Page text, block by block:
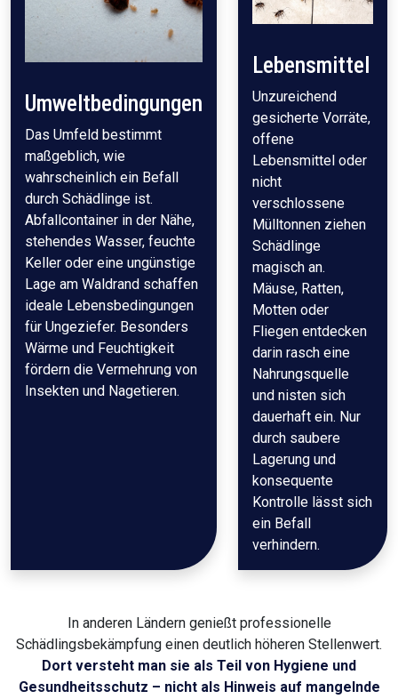
Umweltbedingungen
Das Umfeld bestimmt
maßgeblich, wie
wahrscheinlich ein Befall
durch Schädlinge ist.
Abfallcontainer in der Nähe,
stehendes Wasser, feuchte
Keller oder eine ungünstige
Lage am Waldrand schaffen
ideale Lebensbedingungen
für Ungeziefer. Besonders
Wärme und Feuchtigkeit
fördern die Vermehrung von
Insekten und Nagetieren.
Lebensmittel
Unzureichend
gesicherte Vorräte,
offene
Lebensmittel oder
nicht
verschlossene
Mülltonnen ziehen
Schädlinge
magisch an.
Mäuse, Ratten,
Motten oder
Fliegen entdecken
darin rasch eine
Nahrungsquelle
und nisten sich
dauerhaft ein. Nur
durch saubere
Lagerung und
konsequente
Kontrolle lässt sich
ein Befall
verhindern.
In anderen Ländern genießt professionelle
Schädlingsbekämpfung einen deutlich höheren Stellenwert.
Dort versteht man sie als Teil von Hygiene und
Gesundheitsschutz – nicht als Hinweis auf mangelnde